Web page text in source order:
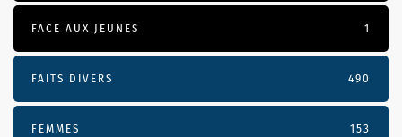
FACE AUX JEUNES 1
FAITS DIVERS 490
FEMMES 153